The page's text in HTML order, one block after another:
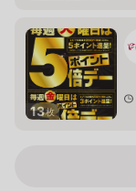
13枚